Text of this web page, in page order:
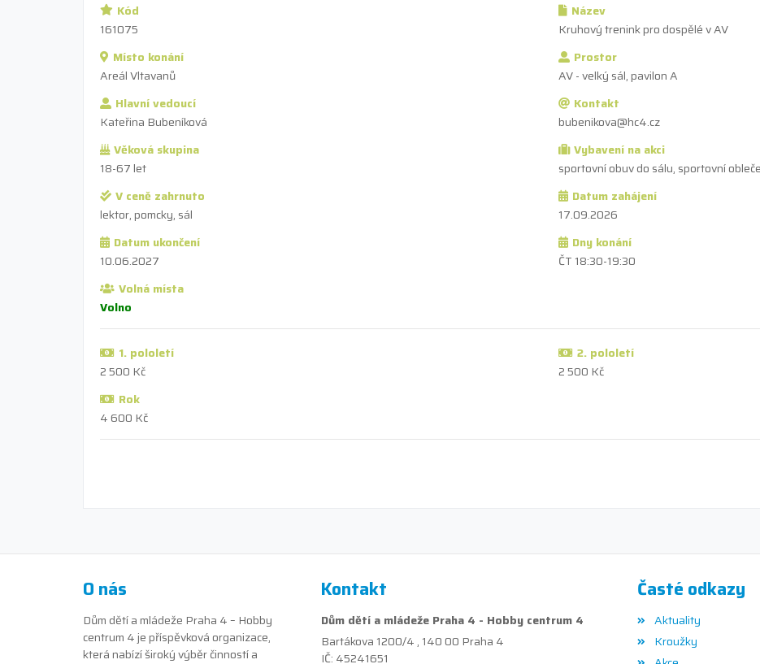
Kód
161075
Název
Kruhový trenink pro dospělé v AV
Místo konání
Areál Vltavanů
Prostor
AV - velký sál, pavilon A
Hlavní vedoucí
Kateřina Bubeníková
Kontakt
bubenikova@hc4.cz
Věková skupina
18-67 let
Vybavení na akci
sportovní obuv do sálu, sportovní
V ceně zahrnuto
lektor, pomcky, sál
Datum zahájení
17.09.2026
Datum ukončení
10.06.2027
Dny konání
ČT 18:30-19:30
Volná místa
Volno
1. pololetí
2 500 Kč
2. pololetí
2 500 Kč
Rok
4 600 Kč
O nás
Dům dětí a mládeže Praha 4 – Hobby
centrum 4 je příspěvková organizace,
která nabízí široký výběr činností a
Kontakt
Dům dětí a mládeže Praha 4 - Hobby centrum 4
Bartákova 1200/4 , 140 00 Praha 4
IČ: 45241651
Časté odkazy
Aktuality
Kroužky